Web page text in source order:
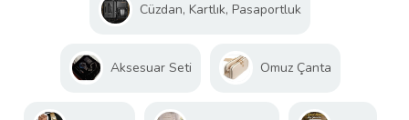
Cüzdan, Kartlık, Pasaportluk
Aksesuar Seti Omuz Çanta